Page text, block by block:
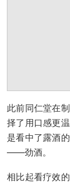
此前同仁堂在
择了用口感更
是看中了露酒
——劲酒。
相比起看疗效